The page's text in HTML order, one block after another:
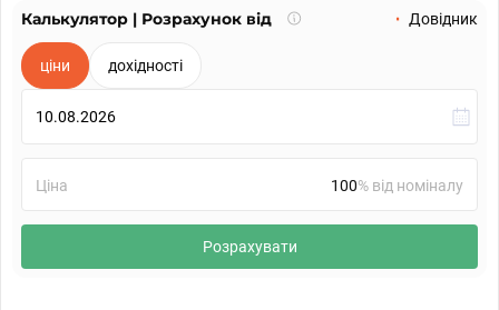
Калькулятор | Розрахунок від
Що
Довідник
ціни дохідності
Ціна % від номіналу
Розрахувати